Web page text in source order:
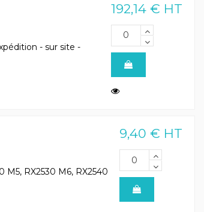
- sur site -
192,14 € HT
M5, RX2530 M6, RX2540
9,40 € HT